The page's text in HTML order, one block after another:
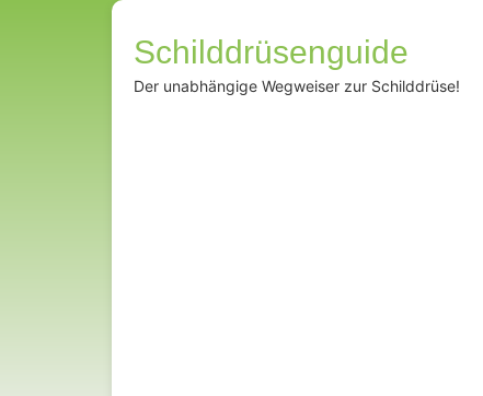
Schilddrüsenguide
Der unabhängige Wegweiser zur Schilddrüse!